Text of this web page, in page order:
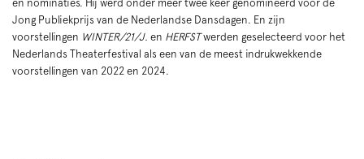
en nominaties. Hij werd onder meer twee keer genomineerd voor de
Jong Publiekprijs van de Nederlandse Dansdagen. En zijn
voorstellingen WINTER/21/J. en HERFSTwerden geselecteerd voor het
Nederlands Theaterfestival als een van de meest indrukwekkende
voorstellingen van 2022 en 2024.